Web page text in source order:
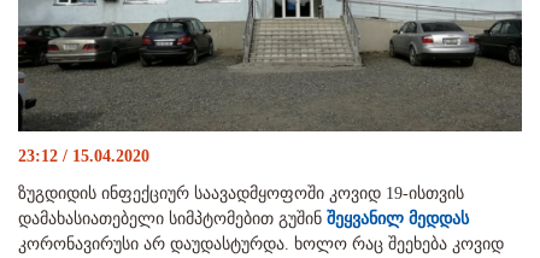
23:12 / 15.04.2020
ზუგდიდის ინფექციურ საავადმყოფოში კოვიდ 19-ისთვის
დამახასიათებელი სიმპტომებით გუშინ შეყვანილ მედდას
კორონავირუსი არ დაუდასტურდა. ხოლო რაც შეეხება კოვიდ